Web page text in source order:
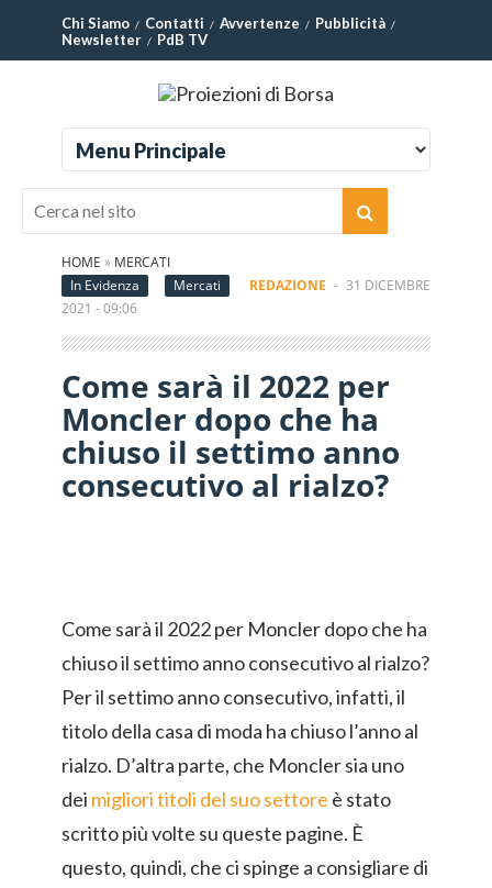
Chi Siamo Contatti Avvertenze
Pubblicità
Newsletter
PdB TV
HOME » MERCATI
In Evidenza
Mercati REDAZIONE - 31 DICEMBRE
2021 - 09:06
Come sarà il 2022 per
Moncler dopo che ha
chiuso il settimo anno
consecutivo al rialzo?
Come sarà il 2022 per Moncler dopo che ha
chiuso il settimo anno consecutivo al rialzo?
Per il settimo anno consecutivo, infatti, il
titolo della casa di moda ha chiuso l’anno al
rialzo. D’altra parte, che Moncler sia uno
dei migliori titoli del suo settore è stato
scritto più volte su queste pagine. È
questo, quindi, che ci spinge a consigliare di